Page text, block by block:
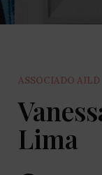
ASSOCIADO AILD
Lima